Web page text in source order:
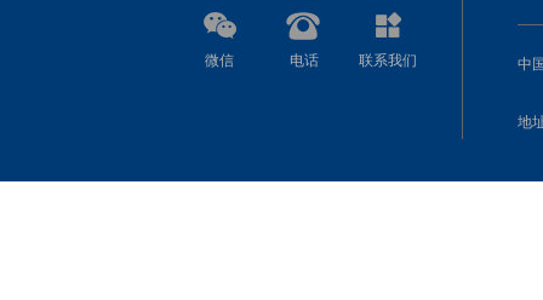
微信 电话 联系我们 中
地